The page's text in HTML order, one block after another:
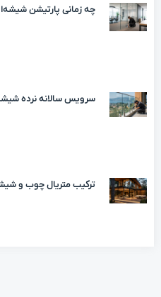
چه زمانی پارتیشن شیشه‌ای نیاز
سرویس سالانه نرده
ترکیب متریال چوب و